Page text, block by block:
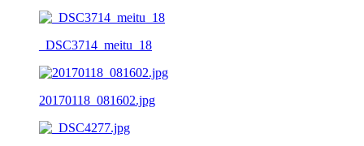
_DSC3714_meitu_18
20170118_081602.jpg